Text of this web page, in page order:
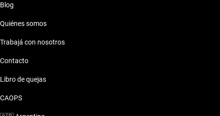
Blog
Quiénes somos
Trabajá con nosotros
Contacto
Libro de quejas
CAOPS